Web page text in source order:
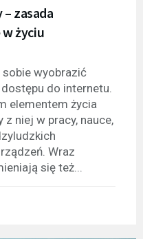
zasada
życiu
wyobrazić
do internetu.
elementem życia
niej w pracy, nauce,
Wraz
się też...